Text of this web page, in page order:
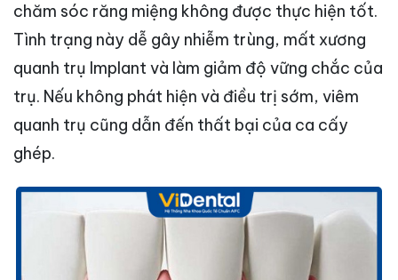
chăm sóc răng miệng không được thực hiện tốt.
Tình trạng này dễ gây nhiễm trùng, mất xương
quanh trụ Implant và làm giảm độ vững chắc của
trụ. Nếu không phát hiện và điều trị sớm, viêm
quanh trụ cũng dẫn đến thất bại của ca cấy
ghép.